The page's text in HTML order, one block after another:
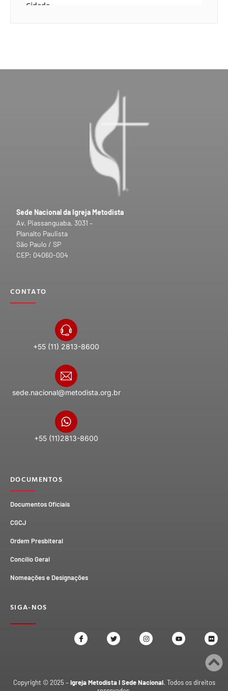
Sede Nacional da Igreja Metodista
Av. Piassanguaba, 3031 –
Planalto Paulista
São Paulo / SP
CEP: 04060-004
CONTATO
+55 (11) 2813-8600
sede.nacional@metodista.org.br
+55 (11)2813-8600
DOCUMENTOS
Documentos Oficiais
CGCJ
Ordem Presbiteral
Concílio Geral
Nomeações e Designações
SIGA-NOS
Copyright © 2025 –Igreja Metodista I Sede Nacional. Todos os direitos